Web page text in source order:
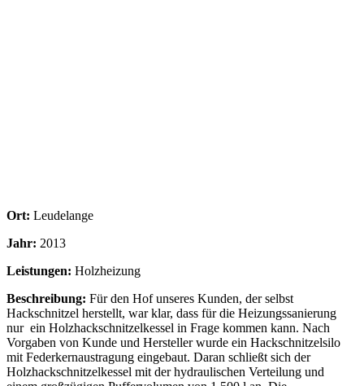
Ort: Leudelange
Jahr: 2013
Leistungen: Holzheizung
Beschreibung: Für den Hof unseres Kunden, der selbst
Hackschnitzel herstellt, war klar, dass für die Heizungssanierung
nur ein Holzhackschnitzelkessel in Frage kommen kann. Nach
Vorgaben von Kunde und Hersteller wurde ein Hackschnitzelsilo
mit Federkernaustragung eingebaut. Daran schließt sich der
Holzhackschnitzelkessel mit der hydraulischen Verteilung und